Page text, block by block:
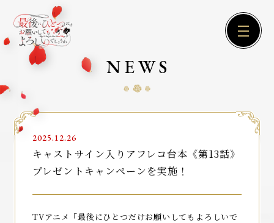
NEWS
2025.12.26
キャストサイン入りアフレコ台本《第13話》
プレゼントキャンペーンを実施！
TVアニメ「最後にひとつだけお願いしてもよろしいで